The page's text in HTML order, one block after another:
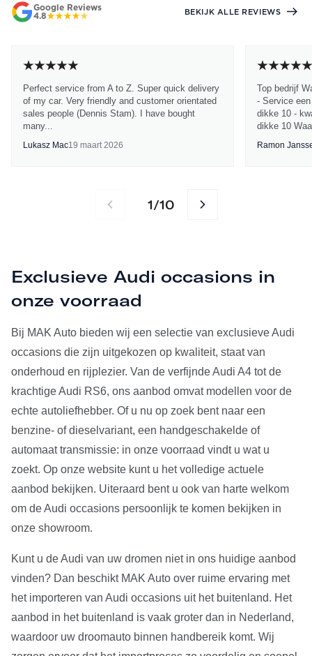
Google Reviews
4.8
BEKIJK ALLE REVIEWS
Perfect service from A to Z. Super quick delivery
of my car. Very friendly and customer orientated
sales people (Dennis Stam). I have bought
many...
Lukasz Mac19 maart 2026
Top bedrijf
- Service
dikke 10 -
dikke 10
Ramon
1/10
Exclusieve Audi occasions in
onze voorraad
Bij MAK Auto bieden wij een selectie van exclusieve Audi
occasions die zijn uitgekozen op kwaliteit, staat van
onderhoud en rijplezier. Van de verfijnde Audi A4 tot de
krachtige Audi RS6, ons aanbod omvat modellen voor de
echte autoliefhebber. Of u nu op zoek bent naar een
benzine- of dieselvariant, een handgeschakelde of
automaat transmissie: in onze voorraad vindt u wat u
zoekt. Op onze website kunt u het volledige actuele
aanbod bekijken. Uiteraard bent u ook van harte welkom
om de Audi occasions persoonlijk te komen bekijken in
onze showroom.
Kunt u de Audi van uw dromen niet in ons huidige aanbod
vinden? Dan beschikt MAK Auto over ruime ervaring met
het importeren van Audi occasions uit het buitenland. Het
aanbod in het buitenland is vaak groter dan in Nederland,
waardoor uw droomauto binnen handbereik komt. Wij